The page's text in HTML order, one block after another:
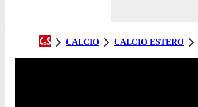
CALCIO CALCIO ESTERO